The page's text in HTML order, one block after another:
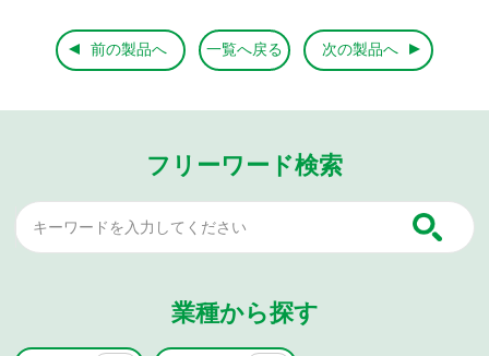
前の製品へ 一覧へ戻る 次の製品へ
フリーワード検索
業種から探す